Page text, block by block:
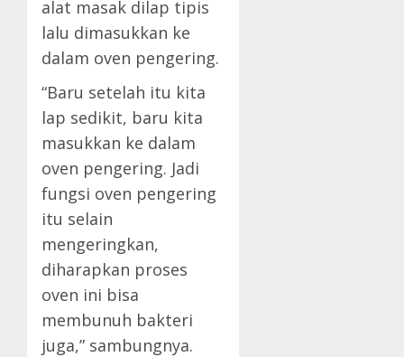
alat masak dilap tipis
lalu dimasukkan ke
dalam oven pengering.
“Baru setelah itu kita
lap sedikit, baru kita
masukkan ke dalam
oven pengering. Jadi
fungsi oven pengering
itu selain
mengeringkan,
diharapkan proses
oven ini bisa
membunuh bakteri
juga,” sambungnya.